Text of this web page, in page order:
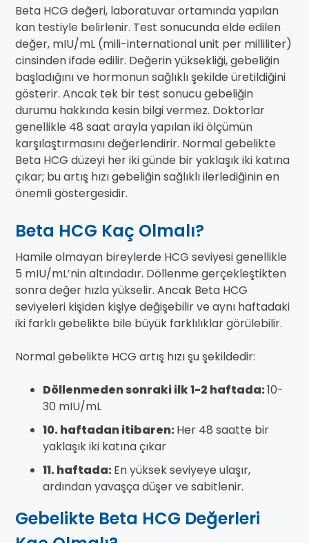
Beta HCG değeri, laboratuvar ortamında yapılan
kan testiyle belirlenir. Test sonucunda elde edilen
değer, mIU/mL (mili-international unit per milliliter)
cinsinden ifade edilir. Değerin yüksekliği, gebeliğin
başladığını ve hormonun sağlıklı şekilde üretildiğini
gösterir. Ancak tek bir test sonucu gebeliğin
durumu hakkında kesin bilgi vermez. Doktorlar
genellikle 48 saat arayla yapılan iki ölçümün
karşılaştırmasını değerlendirir. Normal gebelikte
Beta HCG düzeyi her iki günde bir yaklaşık iki katına
çıkar; bu artış hızı gebeliğin sağlıklı ilerlediğinin en
önemli göstergesidir.
Beta HCG Kaç Olmalı?
Hamile olmayan bireylerde HCG seviyesi genellikle
5 mIU/mL’nin altındadır. Döllenme gerçekleştikten
sonra değer hızla yükselir. Ancak Beta HCG
seviyeleri kişiden kişiye değişebilir ve aynı haftadaki
iki farklı gebelikte bile büyük farklılıklar görülebilir.
Normal gebelikte HCG artış hızı şu şekildedir:
Döllenmeden sonraki ilk 1-2 haftada:10-
30 mIU/mL
10. haftadan itibaren:Her 48 saatte bir
yaklaşık iki katına çıkar
11. haftada:En yüksek seviyeye ulaşır,
ardından yavaşça düşer ve sabitlenir.
Gebelikte Beta HCG Değerleri